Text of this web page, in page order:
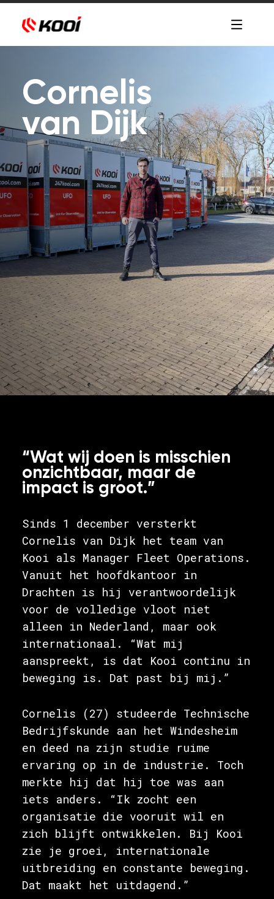
Cornelis
van Dijk
“Wat wij doen is misschien
onzichtbaar, maar de
impact is groot.”
Sinds 1 december versterkt
Cornelis van Dijk het team van
Kooi als Manager Fleet Operations.
Vanuit het hoofdkantoor in
Drachten is hij verantwoordelijk
voor de volledige vloot niet
alleen in Nederland, maar ook
internationaal. “Wat mij
aanspreekt, is dat Kooi continu in
beweging is. Dat past bij mij.”
Cornelis (27) studeerde Technische
Bedrijfskunde aan het Windesheim
en deed na zijn studie ruime
ervaring op in de industrie. Toch
merkte hij dat hij toe was aan
iets anders. “Ik zocht een
organisatie die vooruit wil en
zich blijft ontwikkelen. Bij Kooi
zie je groei, internationale
uitbreiding en constante beweging.
Dat maakt het uitdagend.”